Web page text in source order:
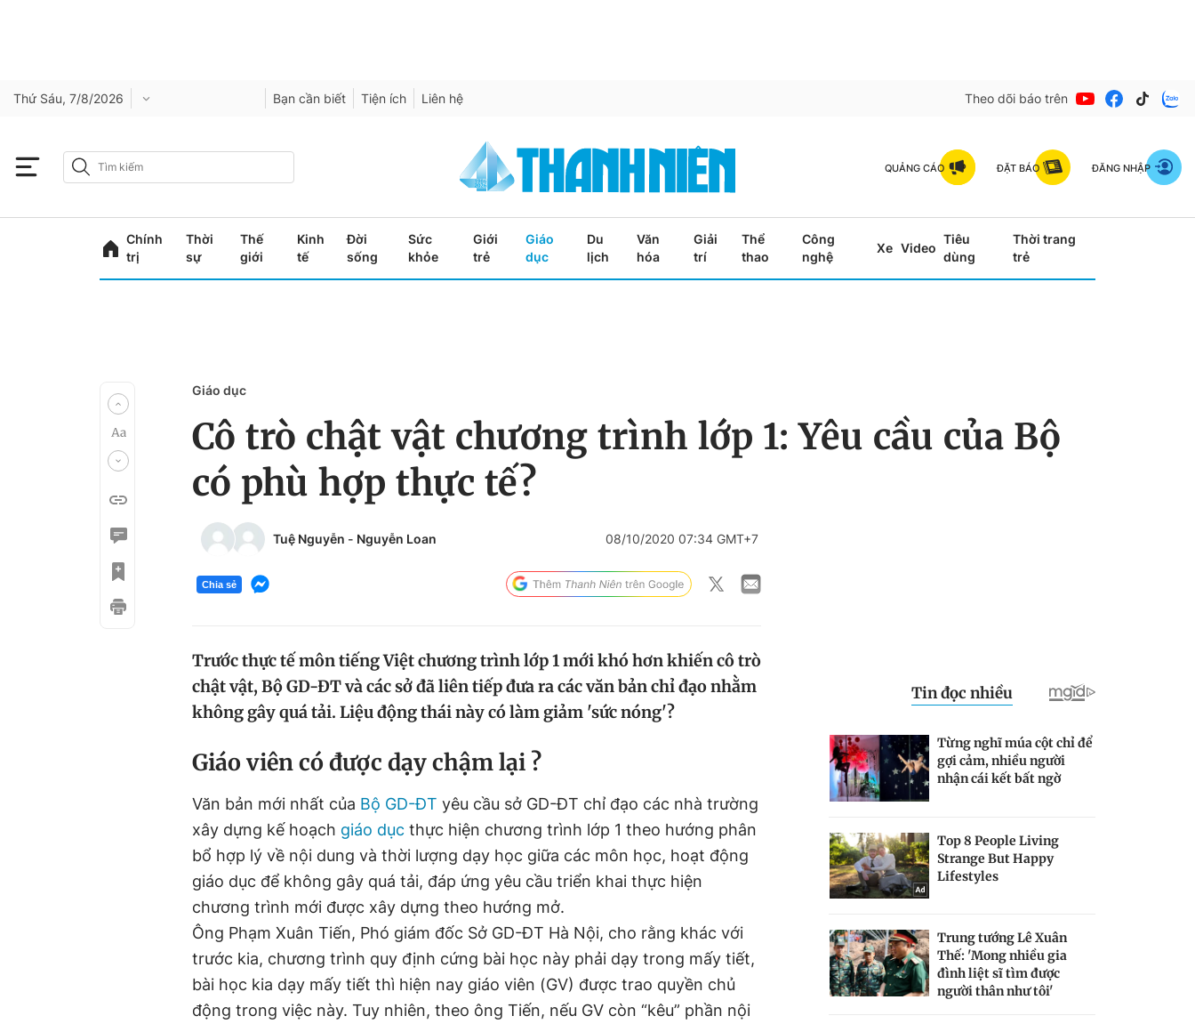
Thứ Sáu, 7/8/2026 Bạn cần biết Tiện ích Liên hệ Theo dõi báo trên
QUẢNG CÁO ĐẶT BÁO ĐĂNG NHẬP
Chính
trị
Thời
sự
Thế
giới
Kinh
tế
Đời
sống
Sức
khỏe
Giới
trẻ
Giáo
dục
Du
lịch
Văn
hóa
Giải
trí
Thể
thao
Công
nghệ
Xe Video
Tiêu
dùng
Thời trang
trẻ
Giáo dục
Cô trò chật vật chương trình lớp 1: Yêu cầu của Bộ
có phù hợp thực tế?
Tuệ Nguyễn - Nguyễn Loan 08/10/2020 07:34 GMT+7
Chia sẻ
Trước thực tế môn tiếng Việt chương trình lớp 1 mới khó hơn khiến cô trò
chật vật, Bộ GD-ĐT và các sở đã liên tiếp đưa ra các văn bản chỉ đạo nhằm
không gây quá tải. Liệu động thái này có làm giảm 'sức nóng'?
Giáo viên có được dạy chậm lại ?
Văn bản mới nhất của Bộ GD-ĐT yêu cầu sở GD-ĐT chỉ đạo các nhà trường
xây dựng kế hoạch giáo dục thực hiện chương trình lớp 1 theo hướng phân
bổ hợp lý về nội dung và thời lượng dạy học giữa các môn học, hoạt động
giáo dục để không gây quá tải, đáp ứng yêu cầu triển khai thực hiện
chương trình mới được xây dựng theo hướng mở.
Ông Phạm Xuân Tiến, Phó giám đốc Sở GD-ĐT Hà Nội, cho rằng khác với
trước kia, chương trình quy định cứng bài học này phải dạy trong mấy tiết,
bài học kia dạy mấy tiết thì hiện nay giáo viên (GV) được trao quyền chủ
động trong việc này. Tuy nhiên, theo ông Tiến, nếu GV còn “kêu” phần nội